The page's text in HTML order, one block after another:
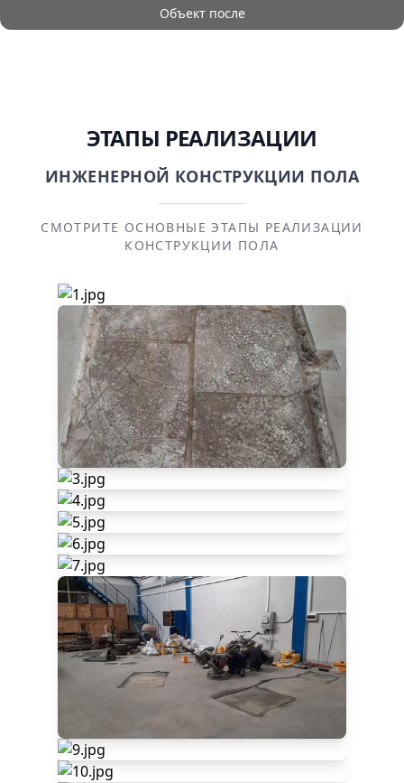
Объект после
ЭТАПЫ РЕАЛИЗАЦИИ
ИНЖЕНЕРНОЙ КОНСТРУКЦИИ ПОЛА
СМОТРИТЕ ОСНОВНЫЕ ЭТАПЫ РЕАЛИЗАЦИИ
КОНСТРУКЦИИ ПОЛА